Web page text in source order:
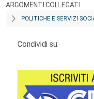
ARGOMENTI COLLEGATI
POLITICHE E SERVIZI
Condividi su: